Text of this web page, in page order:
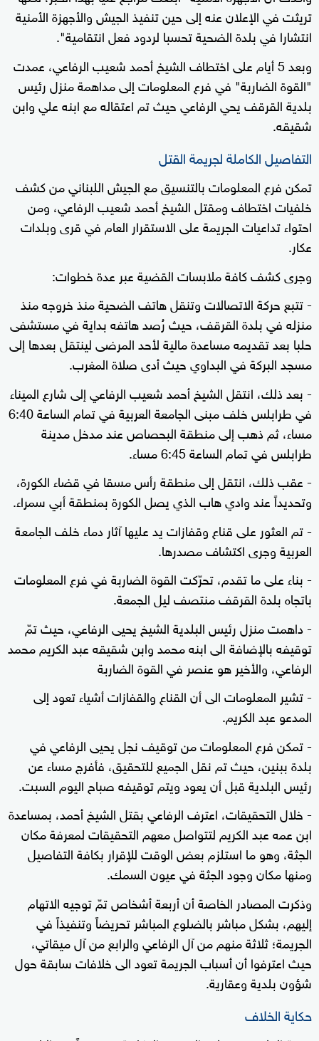
تريثت في الإعلان عنه إلى حين تنفيذ الجيش والأجهزة الأمنية
انتشارا في بلدة الضحية تحسبا لردود فعل انتقامية".
وبعد 5 أيام على اختطاف الشيخ أحمد شعيب الرفاعي، عمدت
"القوة الضاربة" في فرع المعلومات إلى مداهمة منزل رئيس
بلدية القرقف يحي الرفاعي حيث تم اعتقاله مع ابنه علي وابن
شقيقه.
التفاصيل الكاملة لجريمة القتل
تمكن فرع المعلومات بالتنسيق مع الجيش اللبناني من كشف
خلفيات اختطاف ومقتل الشيخ أحمد شعيب الرفاعي، ومن
احتواء تداعيات الجريمة على الاستقرار العام في قرى وبلدات
عكار.
وجرى كشف كافة ملابسات القضية عبر عدة خطوات:
- تتبع حركة الاتصالات وتنقل هاتف الضحية منذ خروجه منذ
منزله في بلدة القرقف، حيث رُصد هاتفه بداية في مستشفى
حلبا بعد تقديمه مساعدة مالية لأحد المرضى لينتقل بعدها إلى
مسجد البركة في البداوي حيث أدى صلاة المغرب.
- بعد ذلك، انتقل الشيخ أحمد شعيب الرفاعي إلى شارع الميناء
في طرابلس خلف مبنى الجامعة العربية في تمام الساعة 6:40
مساء، ثم ذهب إلى منطقة البحصاص عند مدخل مدينة
طرابلس في تمام الساعة 6:45 مساء.
- عقب ذلك، انتقل إلى منطقة رأس مسقا في قضاء الكورة،
وتحديداً عند وادي هاب الذي يصل الكورة بمنطقة أبي سمراء.
- تم العثور على قناع وقفازات يد عليها آثار دماء خلف الجامعة
العربية وجرى اكتشاف مصدرها.
- بناء على ما تقدم، تحرّكت القوة الضاربة في فرع المعلومات
باتجاه بلدة القرقف منتصف ليل الجمعة.
- داهمت منزل رئيس البلدية الشيخ يحيى الرفاعي، حيث تمّ
توقيفه بالإضافة الى ابنه محمد وابن شقيقه عبد الكريم محمد
الرفاعي، والأخير هو عنصر في القوة الضاربة
- تشير المعلومات الى أن القناع والقفازات أشياء تعود إلى
المدعو عبد الكريم.
- تمكن فرع المعلومات من توقيف نجل يحيى الرفاعي في
بلدة ببنين، حيث تم نقل الجميع للتحقيق، فأفرج مساء عن
رئيس البلدية قبل أن يعود ويتم توقيفه صباح اليوم السبت.
- خلال التحقيقات، اعترف الرفاعي بقتل الشيخ أحمد، بمساعدة
ابن عمه عبد الكريم لتتواصل معهم التحقيقات لمعرفة مكان
الجثة، وهو ما استلزم بعض الوقت للإقرار بكافة التفاصيل
ومنها مكان وجود الجثة في عيون السمك.
وذكرت المصادر الخاصة أن أربعة أشخاص تمّ توجيه الاتهام
إليهم، بشكل مباشر بالضلوع المباشر تحريضاً وتنفيذاً في
الجريمة؛ ثلاثة منهم من آل الرفاعي والرابع من آل ميقاتي،
حيث اعترفوا أن أسباب الجريمة تعود الى خلافات سابقة حول
شؤون بلدية وعقارية.
حكاية الخلاف